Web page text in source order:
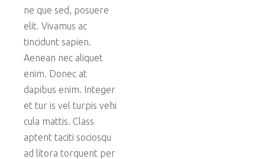
ne que sed, posuere
elit. Vivamus ac
tincidunt sapien.
Aenean nec aliquet
enim. Donec at
dapibus enim. Integer
et tur is vel turpis vehi
cula mattis. Class
aptent taciti sociosqu
ad litora torquent per